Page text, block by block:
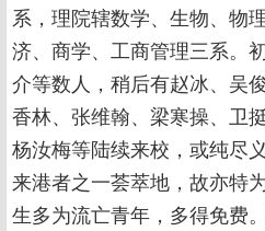
系，理院辖数学、生物、物
济、商学、工商管理三系。
介等数人，稍后有赵冰、吴
香林、张维翰、梁寒操、卫
杨汝梅等陆续来校，或纯尽
来港者之一荟萃地，故亦特
生多为流亡青年，多得免费